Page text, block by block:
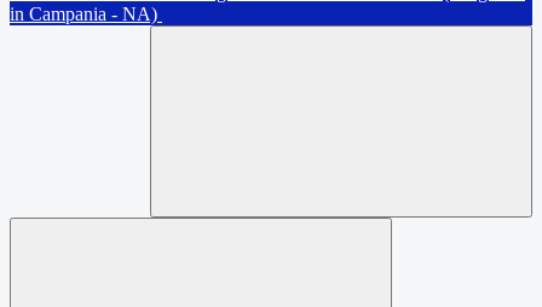
in Campania - NA)